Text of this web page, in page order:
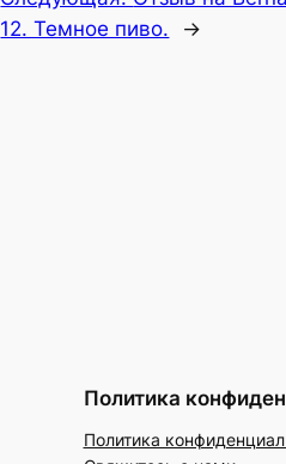
12. Темное пиво.
→
Политика
Политика